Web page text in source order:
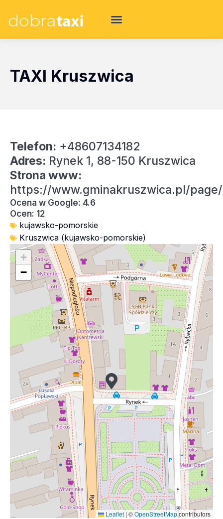
TAXI Kruszwica
Telefon: +48607134182
Adres: Rynek 1, 88-150 Kruszwica
Strona www:
https://www.gminakruszwica.pl/
Ocena w Google: 4.6
Ocen: 12
kujawsko-pomorskie
Kruszwica (kujawsko-pomorskie)
+
−
Leaflet |©OpenStreetMapcontributors